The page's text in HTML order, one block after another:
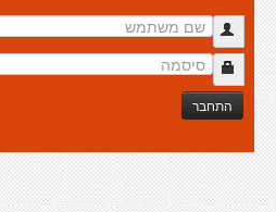
התחבר